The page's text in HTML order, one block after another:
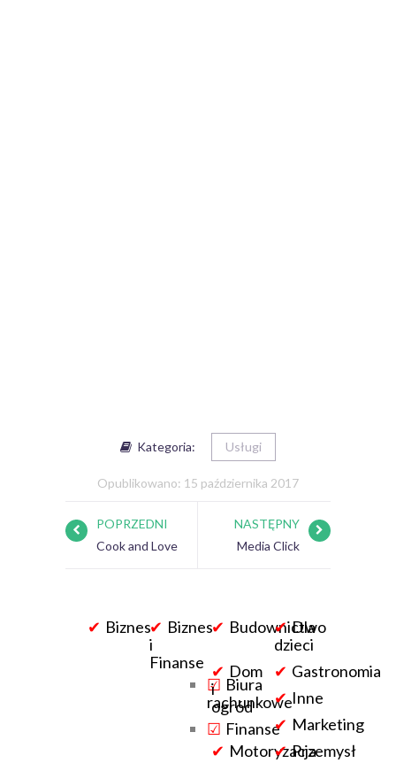
Kategoria: Usługi
Opublikowano: 15 października 2017
POPRZEDNI
Cook and Love
NASTĘPNY
Media Click
Biznes
Biznes
i
Finanse
Biura
rachunkowe
Finanse
Budownictwo
Dla
dzieci
Dom
i
ogród
Gastronomia
Inne
Marketing
MotoryzacjaPrzemysł